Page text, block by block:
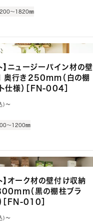
～1820㎜
】ニュージーパイン材の壁
奥行き250mm（白の棚
仕様）［FN-004］
)〜
～1200㎜
】オーク材の壁付け収納
（黒の棚柱ブラ
［FN-010］
)〜